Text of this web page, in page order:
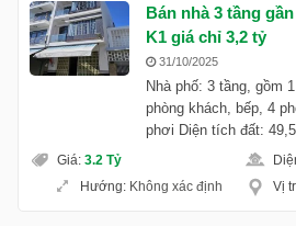
Bán nhà 3 tầng
K1 giá chỉ 3,2 tỷ
31/10/2025
Nhà phố: 3 tầng, gồm
phòng khách, bếp, 4
phơi Diện tích đất:
Giá: 3.2 Tỷ
Hướng: Không xác định Vị